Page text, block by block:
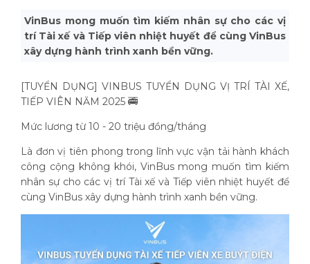
VinBus mong muốn tìm kiếm nhân sự cho các vị
trí Tài xế và Tiếp viên nhiệt huyết để cùng VinBus
xây dựng hành trình xanh bền vững.
[TUYỂN DỤNG] VINBUS TUYỂN DỤNG VỊ TRÍ TÀI XẾ,
TIẾP VIÊN NĂM 2025 🚎
Mức lương từ 10 - 20 triệu đồng/tháng
Là đơn vị tiên phong trong lĩnh vực vận tải hành khách
công cộng không khói, VinBus mong muốn tìm kiếm
nhân sự cho các vị trí Tài xế và Tiếp viên nhiệt huyết để
cùng VinBus xây dựng hành trình xanh bền vững.